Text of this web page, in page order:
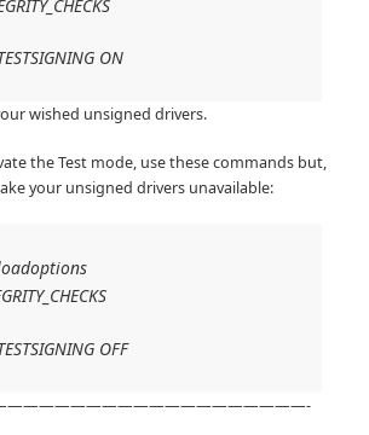
ON
wished unsigned drivers.
the Test mode, use these commands but,
your unsigned drivers unavailable:
OFF